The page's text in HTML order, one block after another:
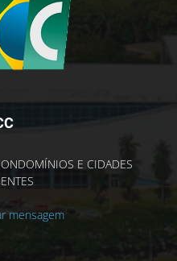
E CIDADES
mensagem